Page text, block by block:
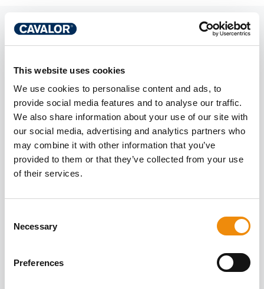
This website uses cookies
We use cookies to personalise content and ads, to
provide social media features and to analyse our traffic.
We also share information about your use of our site with
our social media, advertising and analytics partners who
may combine it with other information that you’ve
provided to them or that they’ve collected from your use
of their services.
Selection
Necessary
Preferences
LESEN SIE MEHR
ÜBER
GESUNDHEIT VON
INNEN UND
AUSSEN
Alle Artikel